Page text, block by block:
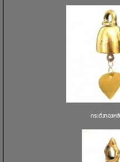
กระดิ่งทองเ